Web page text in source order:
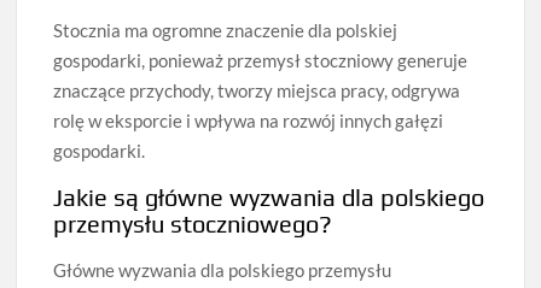
Stocznia ma ogromne znaczenie dla polskiej
gospodarki, ponieważ przemysł stoczniowy generuje
znaczące przychody, tworzy miejsca pracy, odgrywa
rolę w eksporcie i wpływa na rozwój innych gałęzi
gospodarki.
Jakie są główne wyzwania dla polskiego
przemysłu stoczniowego?
Główne wyzwania dla polskiego przemysłu